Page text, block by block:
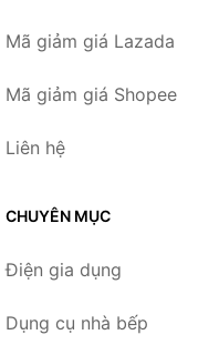
Mã giảm giá Lazada
Mã giảm giá Shopee
Liên hệ
CHUYÊN MỤC
Điện gia dụng
Dụng cụ nhà bếp